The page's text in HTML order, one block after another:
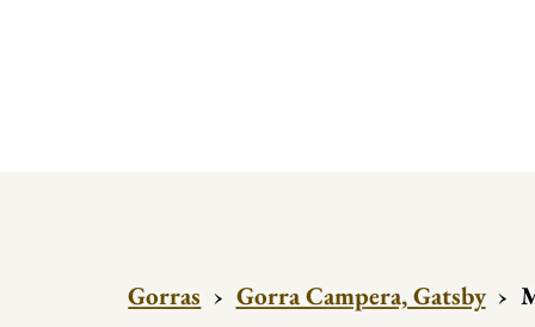
Gorras › Gorra Campera, Gatsby ›